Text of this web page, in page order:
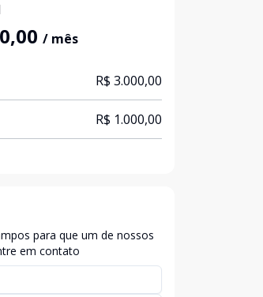
/ mês
R$ 3.000,00
R$ 1.000,00
para que um de nossos
em contato